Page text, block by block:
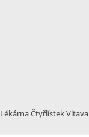
Lékárna Čtyřlístek Vltava